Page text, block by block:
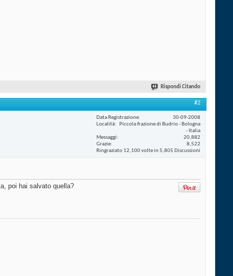
Rispondi Citando
#2
Data Registrazione
30-09-2008
Località
Piccola frazione di Budrio - Bologna
- Italia
Messaggi
20,882
Grazie
8,522
Ringraziato 12,100 volte in 5,805 Discussioni
poi hai salvato quella?